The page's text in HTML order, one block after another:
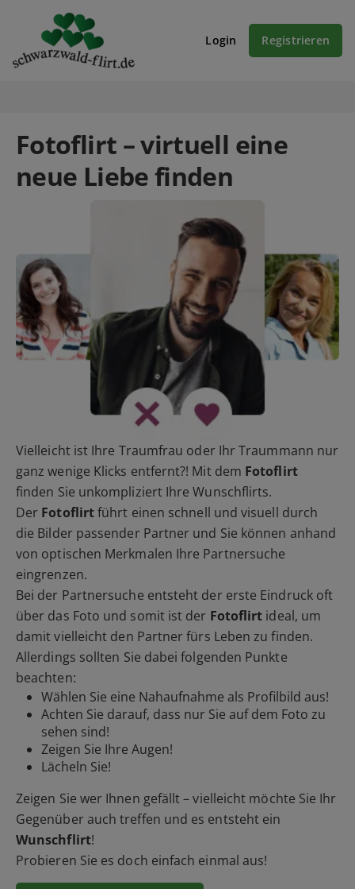
Login Registrieren
Fotoflirt – virtuell eine
neue Liebe finden
Vielleicht ist Ihre Traumfrau oder Ihr Traummann nur
ganz wenige Klicks entfernt?! Mit dem Fotoflirt
finden Sie unkompliziert Ihre Wunschflirts.
Der Fotoflirtführt einen schnell und visuell durch
die Bilder passender Partner und Sie können anhand
von optischen Merkmalen Ihre Partnersuche
eingrenzen.
Bei der Partnersuche entsteht der erste Eindruck oft
über das Foto und somit ist der Fotoflirt ideal, um
damit vielleicht den Partner fürs Leben zu finden.
Allerdings sollten Sie dabei folgenden Punkte
beachten:
Wählen Sie eine Nahaufnahme als Profilbild aus!
Achten Sie darauf, dass nur Sie auf dem Foto zu
sehen sind!
Zeigen Sie Ihre Augen!
Lächeln Sie!
Zeigen Sie wer Ihnen gefällt – vielleicht möchte Sie Ihr
Gegenüber auch treffen und es entsteht ein
Wunschflirt!
Probieren Sie es doch einfach einmal aus!